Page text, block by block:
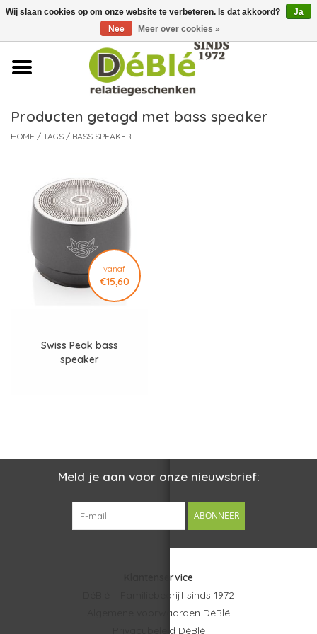
Over ons
Contact
Nieuws
Leveringsvoorwaarden
Producten getagd met bass speaker
HOME / TAGS / BASS SPEAKER
vanaf
€15,60
Swiss Peak bass
speaker
Meld je aan voor onze nieuwsbrief:
ABONNEER
Klantenservice
DéBlé – Familiebedrijf sinds 1972
Algemene voorwaarden DéBlé
Privacybeleid DéBlé
Wij slaan cookies op om onze website te verbeteren. Is dat akkoord?
Ja
Nee
Meer over cookies »